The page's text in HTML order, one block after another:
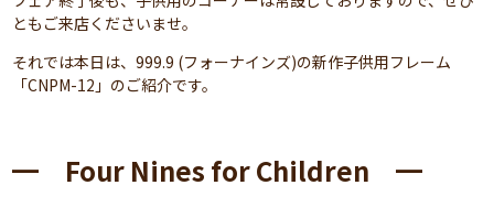
ともご来店くださいませ。
それでは本日は、999.9 (フォーナインズ)の新作子供用フレーム
「CNPM-12」のご紹介です。
━ Four Nines for Children ━